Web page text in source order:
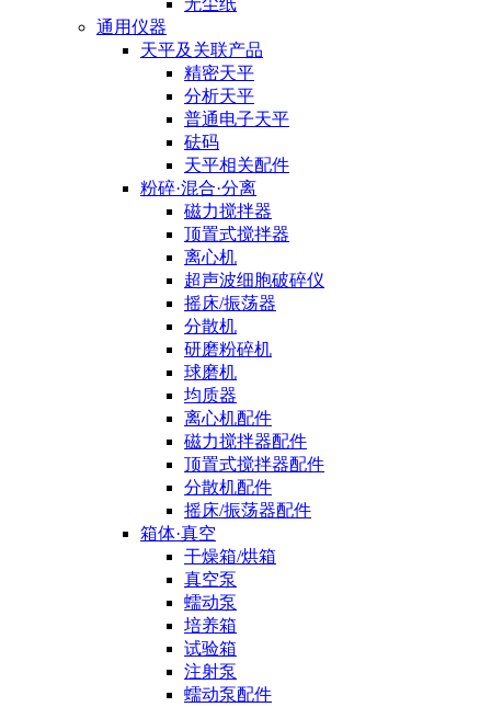
无尘纸
通用仪器
天平及关联产品
精密天平
分析天平
普通电子天平
砝码
天平相关配件
粉碎·混合·分离
磁力搅拌器
顶置式搅拌器
离心机
超声波细胞破碎仪
摇床/振荡器
分散机
研磨粉碎机
球磨机
均质器
离心机配件
磁力搅拌器配件
顶置式搅拌器配件
分散机配件
摇床/振荡器配件
箱体·真空
干燥箱/烘箱
真空泵
蠕动泵
培养箱
试验箱
注射泵
蠕动泵配件